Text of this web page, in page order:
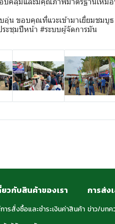
บคลุมและมีคุณภาพมาตรฐานเหมือ
น ขอบคุณที่แวะเข้ามาเยี่ยมชมบู
ะชุมปีหน้า #ระบบผู้จัดการมัน
ยวกับสินค้าของเรา
ารสั่งซื้อและชำระเงินค่าสินค้า
การส่ง
ข่าว/บทค